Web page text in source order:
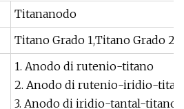
Titananodo
Titano Grado 1,Titano Grado
1. Anodo di rutenio-titano
2. Anodo di rutenio-iridio-
3. Anodo di iridio-tantal-titano